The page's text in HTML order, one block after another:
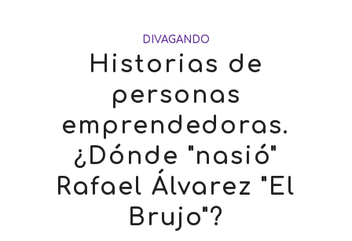
DIVAGANDO
Historias de
personas
emprendedoras.
¿Dónde "nasió"
Rafael Álvarez "El
Brujo"?